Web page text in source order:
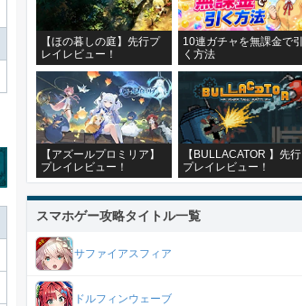
【ほの暮しの庭】先行プ
レイレビュー！
10連ガチャを無課金で引
く方法
【アズールプロミリア】
プレイレビュー！
【BULLACATOR 】先行
プレイレビュー！
スマホゲー攻略タイトル一覧
サファイアスフィア
ドルフィンウェーブ